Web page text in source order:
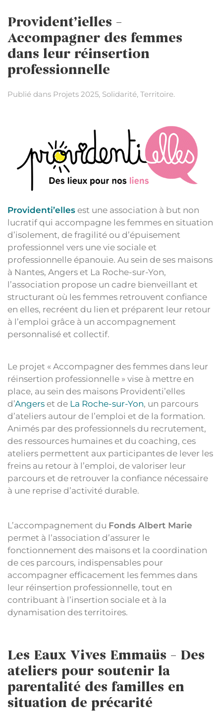
Provident’ielles –
Accompagner des femmes
dans leur réinsertion
professionnelle
Publié dans Projets 2025, Solidarité, Territoire.
Providenti’elles est une association à but non
lucratif qui accompagne les femmes en situation
d’isolement, de fragilité ou d’épuisement
professionnel vers une vie sociale et
professionnelle épanouie. Au sein de ses maisons
à Nantes, Angers et La Roche-sur-Yon,
l’association propose un cadre bienveillant et
structurant où les femmes retrouvent confiance
en elles, recréent du lien et préparent leur retour
à l’emploi grâce à un accompagnement
personnalisé et collectif.
Le projet « Accompagner des femmes dans leur
réinsertion professionnelle » vise à mettre en
place, au sein des maisons Providenti’elles
d’Angers et de La Roche-sur-Yon, un parcours
d’ateliers autour de l’emploi et de la formation.
Animés par des professionnels du recrutement,
des ressources humaines et du coaching, ces
ateliers permettent aux participantes de lever les
freins au retour à l’emploi, de valoriser leur
parcours et de retrouver la confiance nécessaire
à une reprise d’activité durable.
L’accompagnement du Fonds Albert Marie
permet à l’association d’assurer le
fonctionnement des maisons et la coordination
de ces parcours, indispensables pour
accompagner efficacement les femmes dans
leur réinsertion professionnelle, tout en
contribuant à l’insertion sociale et à la
dynamisation des territoires.
Les Eaux Vives Emmaüs – Des
ateliers pour soutenir la
parentalité des familles en
situation de précarité